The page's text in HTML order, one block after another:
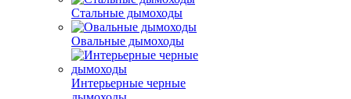
Стальные дымоходы
Овальные дымоходы
Интерьерные черные